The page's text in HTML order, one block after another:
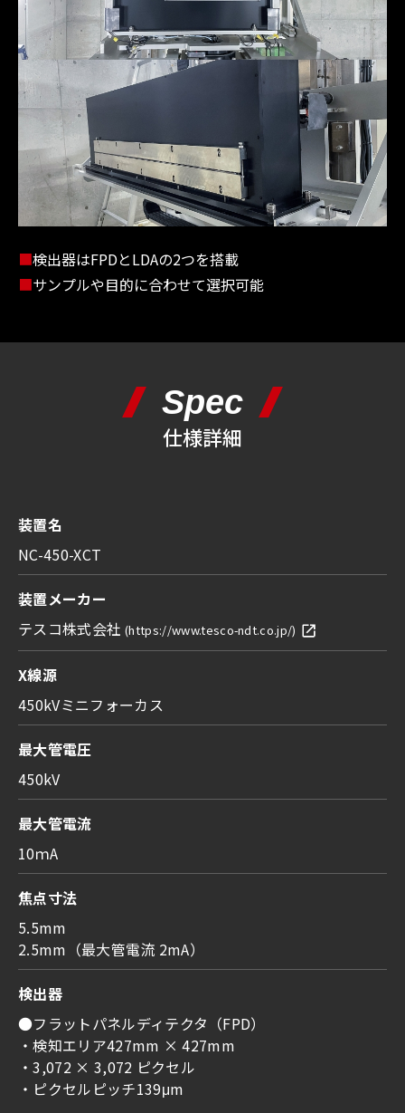
■検出器はFPDとLDAの2つを搭載
■サンプルや目的に合わせて選択可能
Spec
仕様詳細
装置名
NC-450-XCT
装置メーカー
テスコ株式会社 (https://www.tesco-ndt.co.jp/)
X線源
450kVミニフォーカス
最大管電圧
450kV
最大管電流
​10ｍA
焦点寸法
5.5mm
2.5mm（最大管電流 2mA）
検出器
●フラットパネルディテクタ（FPD）
・検知エリア427mm × 427mm
・3,072 × 3,072 ピクセル
・ピクセルピッチ139μm